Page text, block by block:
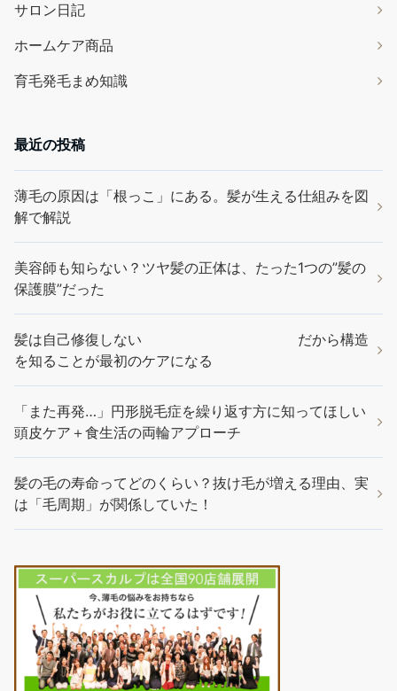
サロン日記
ホームケア商品
育毛発毛まめ知識
最近の投稿
薄毛の原因は「根っこ」にある。髪が生える仕組みを図
解で解説
美容師も知らない？ツヤ髪の正体は、たった1つの”髪の
保護膜”だった
髪は自己修復しない だから構造
を知ることが最初のケアになる
「また再発…」円形脱毛症を繰り返す方に知ってほしい
頭皮ケア＋食生活の両輪アプローチ
髪の毛の寿命ってどのくらい？抜け毛が増える理由、実
は「毛周期」が関係していた！